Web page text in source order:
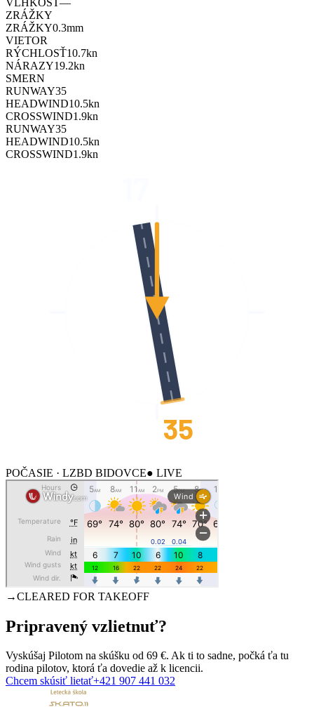
ZRÁŽKY
ZRÁŽKY0.3mm
VIETOR
RÝCHLOSŤ10.7kn
NÁRAZY19.2kn
SMERN
RUNWAY35
HEADWIND10.5kn
CROSSWIND1.9kn
RUNWAY35
HEADWIND10.5kn
CROSSWIND1.9kn
35
POČASIE · LZBD BIDOVCE● LIVE
→CLEARED FOR TAKEOFF
Pripravený vzlietnuť?
Vyskúšaj Pilotom na skúšku od 69 €. Ak ti to sadne, počká ťa tu
rodina pilotov, ktorá ťa dovedie až k licencii.
Chcem skúsiť lietať+421 907 441 032